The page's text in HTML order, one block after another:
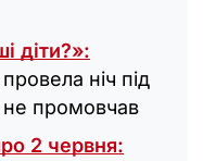
діти?»:
ніч під
промовчав
2 червня: